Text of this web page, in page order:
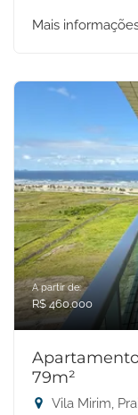
Mais
A partir de:
R$ 460.000
79m²
Vila Mirim,